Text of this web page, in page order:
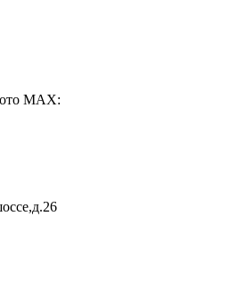
МАХ: